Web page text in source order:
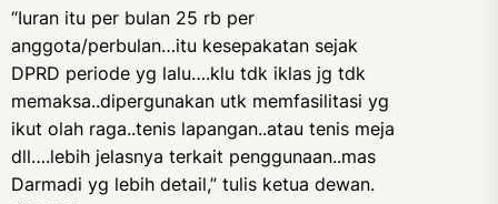
“Iuran itu per bulan 25 rb per
anggota/perbulan…itu kesepakatan sejak
DPRD periode yg lalu….klu tdk iklas jg tdk
memaksa..dipergunakan utk memfasilitasi yg
ikut olah raga..tenis lapangan..atau tenis meja
dll….lebih jelasnya terkait penggunaan..mas
Darmadi yg lebih detail,” tulis ketua dewan.